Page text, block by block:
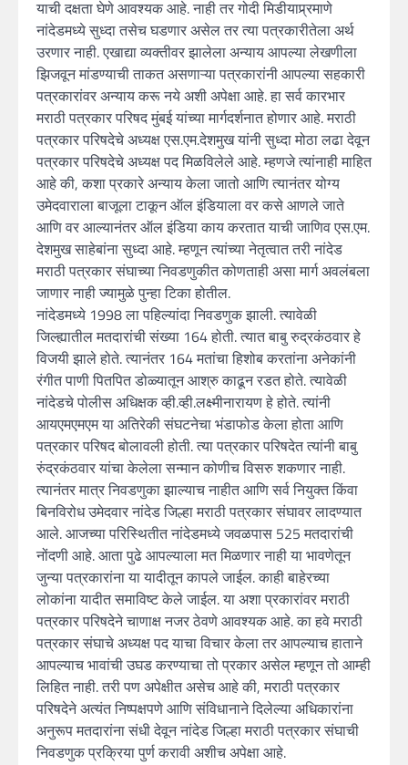
याची दक्षता घेणे आवश्यक आहे. नाही तर गोदी मिडीयाप्र्रमाणे
नांदेडमध्ये सुध्दा तसेच घडणार असेल तर त्या पत्रकारीतेला अर्थ
उरणार नाही. एखाद्या व्यक्तीवर झालेला अन्याय आपल्या लेखणीला
झिजवून मांडण्याची ताकत असणाऱ्या पत्रकारांनी आपल्या सहकारी
पत्रकारांवर अन्याय करू नये अशी अपेक्षा आहे. हा सर्व कारभार
मराठी पत्रकार परिषद मुंबई यांच्या मार्गदर्शनात होणार आहे. मराठी
पत्रकार परिषदेचे अध्यक्ष एस.एम.देशमुख यांनी सुध्दा मोठा लढा देवून
पत्रकार परिषदेचे अध्यक्ष पद मिळविलेले आहे. म्हणजे त्यांनाही माहित
आहे की, कशा प्रकारे अन्याय केला जातो आणि त्यानंतर योग्य
उमेदवाराला बाजूला टाकून ऑल इंडियाला वर कसे आणले जाते
आणि वर आल्यानंतर ऑल इंडिया काय करतात याची जाणिव एस.एम.
देशमुख साहेबांना सुध्दा आहे. म्हणून त्यांच्या नेतृत्वात तरी नांदेड
मराठी पत्रकार संघाच्या निवडणुकीत कोणताही असा मार्ग अवलंबला
जाणार नाही ज्यामुळे पुन्हा टिका होतील.
नांदेडमध्ये 1998 ला पहिल्यांदा निवडणुक झाली. त्यावेळी
जिल्ह्यातील मतदारांची संख्या 164 होती. त्यात बाबु रुद्रकंठवार हे
विजयी झाले होते. त्यानंतर 164 मतांचा हिशोब करतांना अनेकांनी
रंगीत पाणी पितपित डोळ्यातून आश्रु काढून रडत होते. त्यावेळी
नांदेडचे पोलीस अधिक्षक व्ही.व्ही.लक्ष्मीनारायण हे होते. त्यांनी
आयएमएमएम या अतिरेकी संघटनेचा भंडाफोड केला होता आणि
पत्रकार परिषद बोलावली होती. त्या पत्रकार परिषदेत त्यांनी बाबु
रुंद्रकंठवार यांचा केलेला सन्मान कोणीच विसरु शकणार नाही.
त्यानंतर मात्र निवडणुका झाल्याच नाहीत आणि सर्व नियुक्त किंवा
बिनविरोध उमेदवार नांदेड जिल्हा मराठी पत्रकार संघावर लादण्यात
आले. आजच्या परिस्थितीत नांदेडमध्ये जवळपास 525 मतदारांची
नोंदणी आहे. आता पुढे आपल्याला मत मिळणार नाही या भावणेतून
जुन्या पत्रकारांना या यादीतून कापले जाईल. काही बाहेरच्या
लोकांना यादीत समाविष्ट केले जाईल. या अशा प्रकारांवर मराठी
पत्रकार परिषदेने चाणाक्ष नजर ठेवणे आवश्यक आहे. का हवे मराठी
पत्रकार संघाचे अध्यक्ष पद याचा विचार केला तर आपल्याच हाताने
आपल्याच भावांची उघड करण्याचा तो प्रकार असेल म्हणून तो आम्ही
लिहित नाही. तरी पण अपेक्षीत असेच आहे की, मराठी पत्रकार
परिषदेने अत्यंत निष्पक्षपणे आणि संविधानाने दिलेल्या अधिकारांना
अनुरूप मतदारांना संधी देवून नांदेड जिल्हा मराठी पत्रकार संघाची
निवडणुक प्रक्रिया पुर्ण करावी अशीच अपेक्षा आहे.